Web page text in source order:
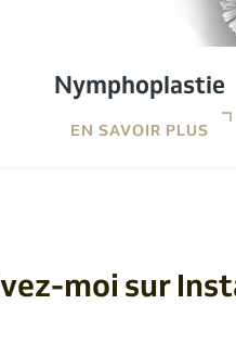
Nymphoplastie
EN SAVOIR PLUS
moi sur